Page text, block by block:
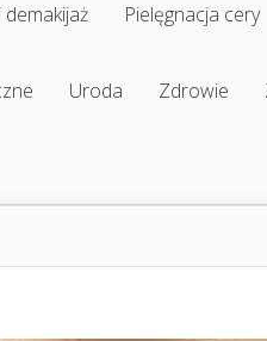
Pielęgnacja cery
Uroda Zdrowie